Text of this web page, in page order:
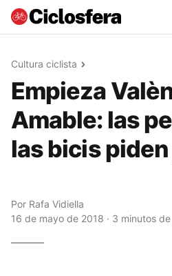
Cultura ciclista
Empieza
Amable: las
las bicis
Por Rafa Vidiella
16 de mayo de 2018 · 3 minutos